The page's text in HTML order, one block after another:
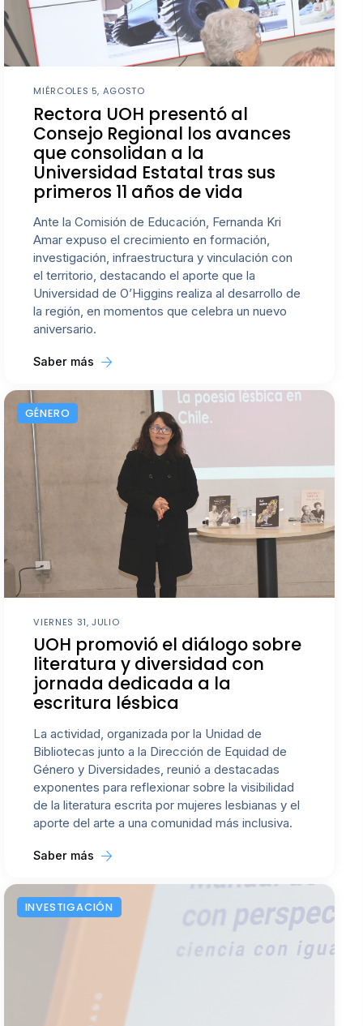
MIÉRCOLES 5, AGOSTO
Rectora UOH presentó al
Consejo Regional los avances
que consolidan a la
Universidad Estatal tras sus
primeros 11 años de vida
Ante la Comisión de Educación, Fernanda Kri
Amar expuso el crecimiento en formación,
investigación, infraestructura y vinculación con
el territorio, destacando el aporte que la
Universidad de O’Higgins realiza al desarrollo de
la región, en momentos que celebra un nuevo
aniversario.
Saber más
GÉNERO
VIERNES 31, JULIO
UOH promovió el diálogo sobre
literatura y diversidad con
jornada dedicada a la
escritura lésbica
La actividad, organizada por la Unidad de
Bibliotecas junto a la Dirección de Equidad de
Género y Diversidades, reunió a destacadas
exponentes para reflexionar sobre la visibilidad
de la literatura escrita por mujeres lesbianas y el
aporte del arte a una comunidad más inclusiva.
Saber más
INVESTIGACIÓN